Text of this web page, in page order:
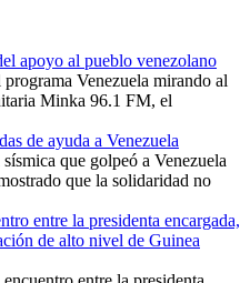
apoyo al pueblo venezolano
Venezuela mirando al
Minka 96.1 FM, el
de ayuda a Venezuela
que golpeó a Venezuela
que la solidaridad no
entre la presidenta encargada,
de alto nivel de Guinea